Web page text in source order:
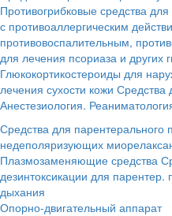
Противогрибковые средства
с противоаллергическим
противовоспалительным,
для лечения псориаза и других
Глюкокортикостероиды для
лечения сухости кожи Средства
Анестезиология.
Средства для парентерального
недеполяризующих
Плазмозаменяющие средства
дезинтоксикации для
дыхания
Опорно-двигательный аппарат